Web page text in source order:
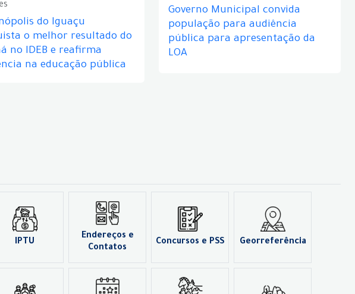
do Iguaçu
o melhor resultado do
no IDEB e reafirma
na educação pública
Governo Municipal convida
população para audiência
pública para apresentação da
LOA
IPTU
Endereços e
Contatos
Concursos e PSS Georreferência